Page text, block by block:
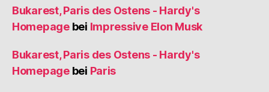
Bukarest, Paris des Ostens - Hardy's
Homepagebei Impressive Elon Musk
Bukarest, Paris des Ostens - Hardy's
Homepagebei Paris